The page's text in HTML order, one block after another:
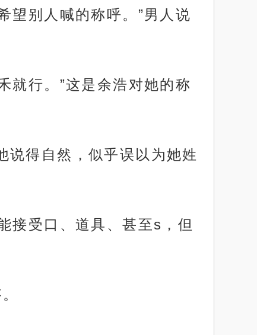
别人喊的称呼。”男人说
就行。”这是余浩对她的称
说得自然，似乎误以为她姓
接受口、道具、甚至s，但